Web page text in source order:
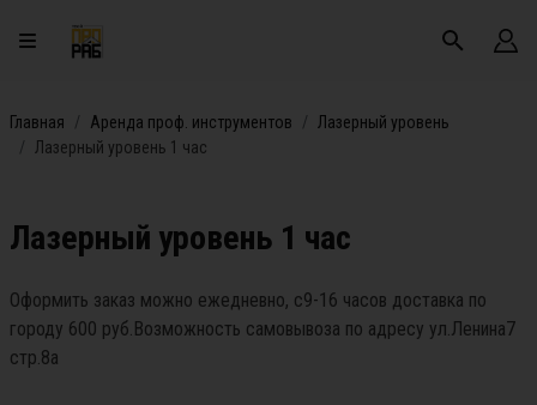
Главная Аренда проф. инструментов
Лазерный уровень
Лазерный уровень 1 час
Лазерный уровень 1 час
Оформить заказ можно ежедневно, с9-16 часов доставка по
городу 600 руб.Возможность самовывоза по адресу ул.Ленина7
стр.8а